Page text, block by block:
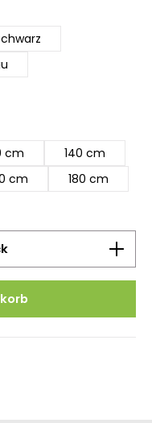
cm
140 cm
cm
180 cm
Wert